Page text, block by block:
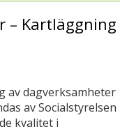
– Kartläggning
av dagverksamheter
av Socialstyrelsen
kvalitet i